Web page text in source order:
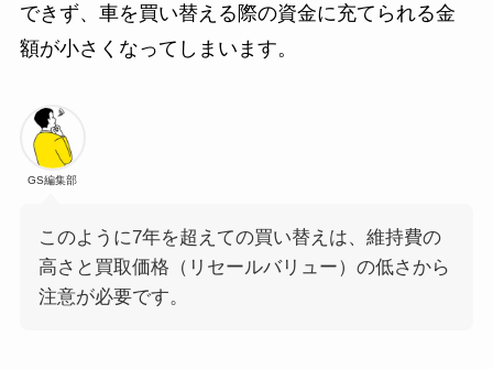
できず、車を買い替える際の資金に充てられる金
額が小さくなってしまいます。
GS編集部
このように7年を超えての買い替えは、維持費の
高さと買取価格（リセールバリュー）の低さから
注意が必要です。